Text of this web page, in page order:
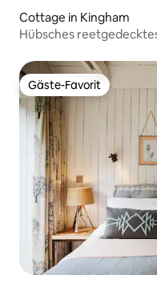
Cottage in Kingham
Hübsches
Gäste-Favorit
Gäste-Favorit